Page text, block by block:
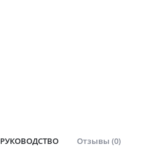
РУКОВОДСТВО Отзывы (0)